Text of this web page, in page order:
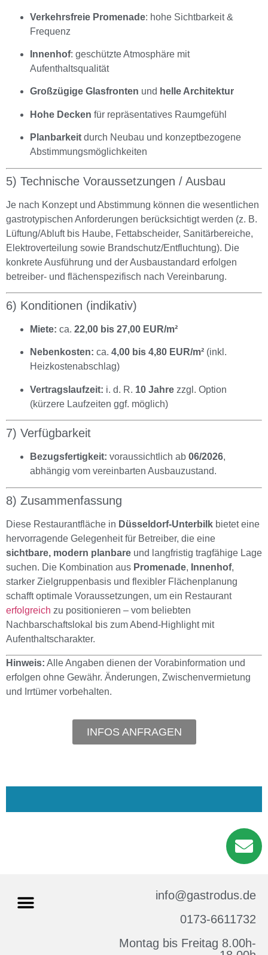
Verkehrsfreie Promenade: hohe Sichtbarkeit &
Frequenz
Innenhof: geschützte Atmosphäre mit
Aufenthaltsqualität
Großzügige Glasfronten und helle Architektur
Hohe Decken für repräsentatives Raumgefühl
Planbarkeit durch Neubau und konzeptbezogene
Abstimmungsmöglichkeiten
5) Technische Voraussetzungen / Ausbau
Je nach Konzept und Abstimmung können die wesentlichen
gastrotypischen Anforderungen berücksichtigt werden (z. B.
Lüftung/Abluft bis Haube, Fettabscheider, Sanitärbereiche,
Elektroverteilung sowie Brandschutz/Entfluchtung). Die
konkrete Ausführung und der Ausbaustandard erfolgen
betreiber- und flächenspezifisch nach Vereinbarung.
6) Konditionen (indikativ)
Miete: ca. 22,00 bis 27,00 EUR/m²
Nebenkosten: ca. 4,00 bis 4,80 EUR/m² (inkl.
Heizkostenabschlag)
Vertragslaufzeit: i. d. R. 10 Jahre zzgl. Option
(kürzere Laufzeiten ggf. möglich)
7) Verfügbarkeit
Bezugsfertigkeit: voraussichtlich ab 06/2026,
abhängig vom vereinbarten Ausbauzustand.
8) Zusammenfassung
Diese Restaurantfläche in Düsseldorf-Unterbilk bietet eine
hervorragende Gelegenheit für Betreiber, die eine
sichtbare, modern planbare und langfristig tragfähige Lage
suchen. Die Kombination aus Promenade, Innenhof,
starker Zielgruppenbasis und flexibler Flächenplanung
schafft optimale Voraussetzungen, um ein Restaurant
erfolgreich zu positionieren – vom beliebten
Nachbarschaftslokal bis zum Abend-Highlight mit
Aufenthaltscharakter.
Hinweis: Alle Angaben dienen der Vorabinformation und
erfolgen ohne Gewähr. Änderungen, Zwischenvermietung
und Irrtümer vorbehalten.
INFOS ANFRAGEN
info@gastrodus.de
0173-6611732
Montag bis Freitag 8.00h-